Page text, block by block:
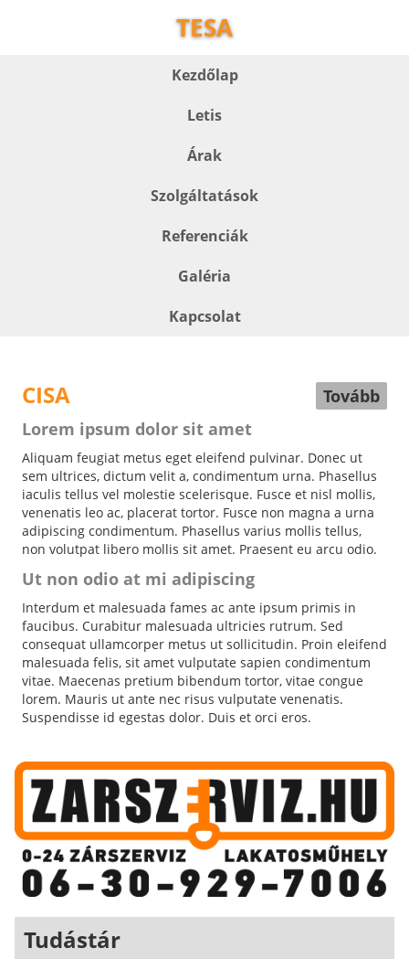
TESA
Kezdőlap
Letis
Árak
Szolgáltatások
Referenciák
Galéria
Kapcsolat
CISA
Tovább
Lorem ipsum dolor sit amet
Aliquam feugiat metus eget eleifend pulvinar. Donec ut
sem ultrices, dictum velit a, condimentum urna. Phasellus
iaculis tellus vel molestie scelerisque. Fusce et nisl mollis,
venenatis leo ac, placerat tortor. Fusce non magna a urna
adipiscing condimentum. Phasellus varius mollis tellus,
non volutpat libero mollis sit amet. Praesent eu arcu odio.
Ut non odio at mi adipiscing
Interdum et malesuada fames ac ante ipsum primis in
faucibus. Curabitur malesuada ultricies rutrum. Sed
consequat ullamcorper metus ut sollicitudin. Proin eleifend
malesuada felis, sit amet vulputate sapien condimentum
vitae. Maecenas pretium bibendum tortor, vitae congue
lorem. Mauris ut ante nec risus vulputate venenatis.
Suspendisse id egestas dolor. Duis et orci eros.
Tudástár